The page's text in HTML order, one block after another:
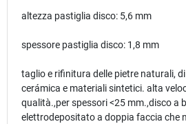
altezza pastiglia disco: 5,6 mm
spessore pastiglia disco: 1,8 mm
taglio e rifinitura delle pietre naturali,
cerámica e materiali sintetici. alta
qualità.,per spessori <25 mm.,disco a
elettrodepositato a doppia faccia che